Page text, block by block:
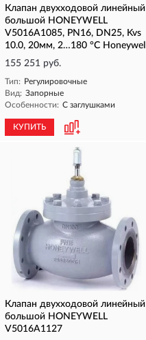
Клапан двухходовой линейный
большой HONEYWELL
V5016A1085, PN16, DN25, Kvs
10.0, 20мм, 2…180 °C Honeywell
155 251 руб.
Тип: Регулировочные
Вид: Запорные
Особенности: С заглушками
КУПИТЬ
Клапан двухходовой линейный
большой HONEYWELL
V5016A1127